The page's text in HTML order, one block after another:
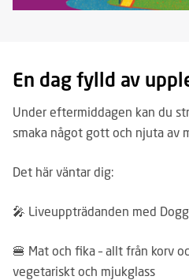
En dag fylld av
Under eftermiddagen kan du
smaka något gott och njuta av
Det här väntar dig:
🎤 Liveuppträdanden med
🍔 Mat och fika – allt från korv
vegetariskt och mjukglass